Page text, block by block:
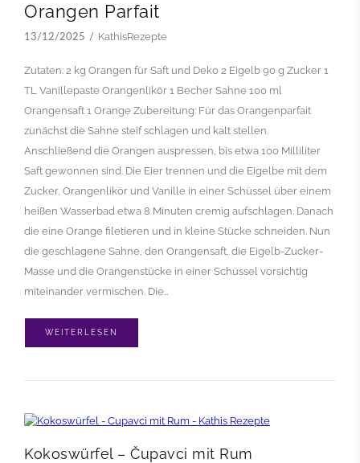
Orangen Parfait
13/12/2025 KathisRezepte
Zutaten: 2 kg Orangen für Saft und Deko 2 Eigelb 90 g Zucker 1
TL Vanillepaste Orangenlikör 1 Becher Sahne 100 ml
Orangensaft 1 Orange Zubereitung: Für das Orangenparfait
zunächst die Sahne steif schlagen und kalt stellen.
Anschließend die Orangen auspressen, bis etwa 100 Milliliter
Saft gewonnen sind. Die Eier trennen und die Eigelbe mit dem
Zucker, Orangenlikör und Vanille in einer Schüssel über einem
heißen Wasserbad etwa 8 Minuten cremig aufschlagen. Danach
die eine Orange filetieren und in kleine Stücke schneiden. Nun
die geschlagene Sahne, den Orangensaft, die Eigelb-Zucker-
Masse und die Orangenstücke in einer Schüssel vorsichtig
miteinander vermischen. Die…
WEITERLESEN
Kokoswürfel – Čupavci mit Rum